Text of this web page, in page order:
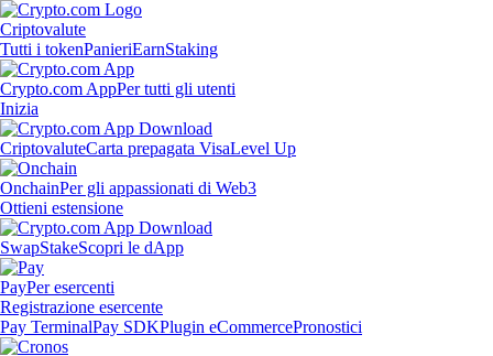
Criptovalute
Tutti i tokenPanieriEarnStaking
Crypto.com AppPer tutti gli utenti
Inizia
CriptovaluteCarta prepagata VisaLevel Up
OnchainPer gli appassionati di Web3
Ottieni estensione
SwapStakeScopri le dApp
PayPer esercenti
Registrazione esercente
Pay TerminalPay SDKPlugin eCommercePronostici